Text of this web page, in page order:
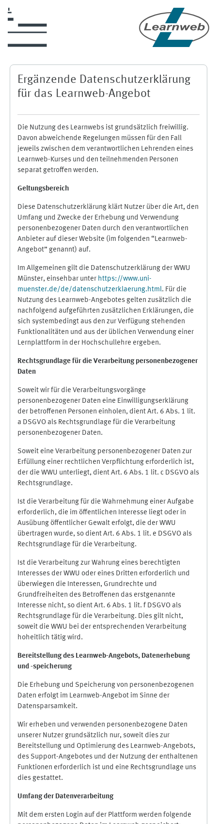
Ergänzende Datenschutzerklärung
für das Learnweb-Angebot
Die Nutzung des Learnwebs ist grundsätzlich freiwillig.
Davon abweichende Regelungen müssen für den Fall
jeweils zwischen dem verantwortlichen Lehrenden eines
Learnweb-Kurses und den teilnehmenden Personen
separat getroffen werden.
Geltungsbereich
Diese Datenschutzerklärung klärt Nutzer über die Art, den
Umfang und Zwecke der Erhebung und Verwendung
personenbezogener Daten durch den verantwortlichen
Anbieter auf dieser Website (im folgenden “Learnweb-
Angebot” genannt) auf.
Im Allgemeinen gilt die Datenschutzerklärung der WWU
Münster, einsehbar unter https://www.uni-
muenster.de/de/datenschutzerklaerung.html. Für die
Nutzung des Learnweb-Angebotes gelten zusätzlich die
nachfolgend aufgeführten zusätzlichen Erklärungen, die
sich systembedingt aus den zur Verfügung stehenden
Funktionalitäten und aus der üblichen Verwendung einer
Lernplattform in der Hochschullehre ergeben.
Rechtsgrundlage für die Verarbeitung personenbezogener
Daten
Soweit wir für die Verarbeitungsvorgänge
personenbezogener Daten eine Einwilligungserklärung
der betroffenen Personen einholen, dient Art. 6 Abs. 1 lit.
a DSGVO als Rechtsgrundlage für die Verarbeitung
personenbezogener Daten.
Soweit eine Verarbeitung personenbezogener Daten zur
Erfüllung einer rechtlichen Verpflichtung erforderlich ist,
der die WWU unterliegt, dient Art. 6 Abs. 1 lit. c DSGVO als
Rechtsgrundlage.
Ist die Verarbeitung für die Wahrnehmung einer Aufgabe
erforderlich, die im öffentlichen Interesse liegt oder in
Ausübung öffentlicher Gewalt erfolgt, die der WWU
übertragen wurde, so dient Art. 6 Abs. 1 lit. e DSGVO als
Rechtsgrundlage für die Verarbeitung.
Ist die Verarbeitung zur Wahrung eines berechtigten
Interesses der WWU oder eines Dritten erforderlich und
überwiegen die Interessen, Grundrechte und
Grundfreiheiten des Betroffenen das erstgenannte
Interesse nicht, so dient Art. 6 Abs. 1 lit. f DSGVO als
Rechtsgrundlage für die Verarbeitung. Dies gilt nicht,
soweit die WWU bei der entsprechenden Verarbeitung
hoheitlich tätig wird.
Bereitstellung des Learnweb-Angebots, Datenerhebung
und -speicherung
Die Erhebung und Speicherung von personenbezogenen
Daten erfolgt im Learnweb-Angebot im Sinne der
Datensparsamkeit.
Wir erheben und verwenden personenbezogene Daten
unserer Nutzer grundsätzlich nur, soweit dies zur
Bereitstellung und Optimierung des Learnweb-Angebots,
des Support-Angebotes und der Nutzung der enthaltenen
Funktionen erforderlich ist und eine Rechtsgrundlage uns
dies gestattet.
Umfang der Datenverarbeitung
Mit dem ersten Login auf der Plattform werden folgende